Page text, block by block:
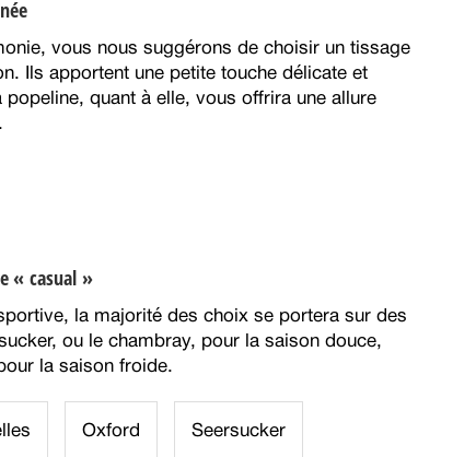
vous nous suggérons de choisir un tissage
Ils apportent une petite touche délicate et
quant à elle, vous offrira une allure
« casual »
la majorité des choix se portera sur des
ou le chambray, pour la saison douce,
la saison froide.
Oxford Seersucker